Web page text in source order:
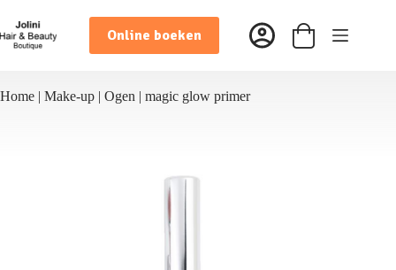
naar
de
inhoud
Online boeken Winkelwagen
Home | Make-up | Ogen | magic glow primer